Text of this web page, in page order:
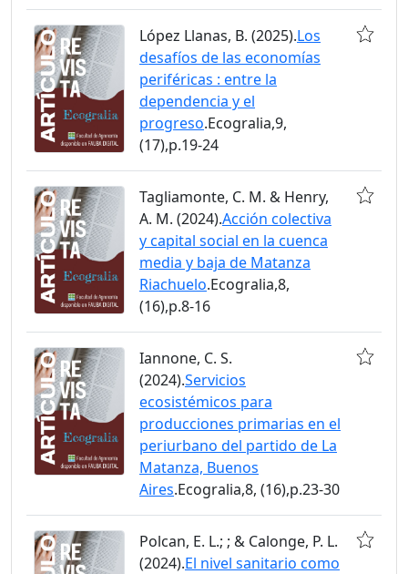
López Llanas, B. (2025).Los
desafíos de las economías
periféricas : entre la
dependencia y el
progreso.Ecogralia,9,
(17),p.19-24
Tagliamonte, C. M. & Henry,
A. M. (2024).Acción colectiva
y capital social en la cuenca
media y baja de Matanza
Riachuelo.Ecogralia,8,
(16),p.8-16
Iannone, C. S.
(2024).Servicios
ecosistémicos para
producciones primarias en el
periurbano del partido de La
Matanza, Buenos
Aires.Ecogralia,8, (16),p.23-30
Polcan, E. L.; ; & Calonge, P. L.
(2024).El nivel sanitario como